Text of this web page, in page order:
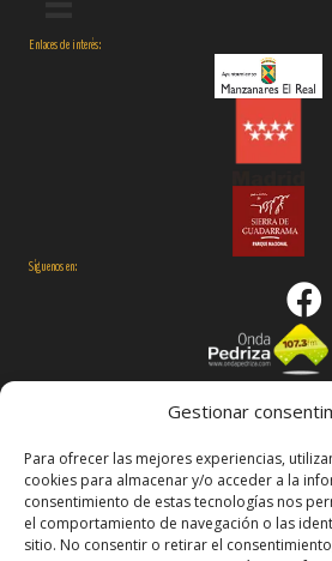
Gestionar
Para ofrecer las mejores experiencias,
cookies para almacenar y/o acceder a la
consentimiento de estas tecnologías nos
el comportamiento de navegación o las
sitio. No consentir o retirar el
Enlaces de interés:
Síguenos en:
© 2026 Manzanares El Real Aviso
Cookies
Declaración de accesibilidad